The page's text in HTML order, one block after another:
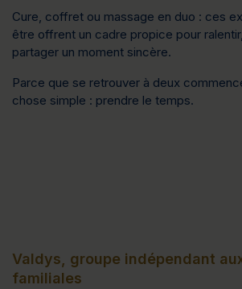
Cure, coffret ou massage en duo : ces
être offrent un cadre propice pour
partager un moment sincère.
Parce que se retrouver à deux
chose simple : prendre le temps.
Valdys, groupe indépendant
familiales